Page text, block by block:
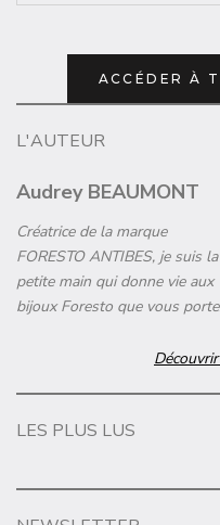
ACCÉDER À
L'AUTEUR
Audrey BEAUMONT
Créatrice de la marque
FORESTO ANTIBES, je suis la
petite main qui donne vie aux
bijoux Foresto que vous
LES PLUS LUS